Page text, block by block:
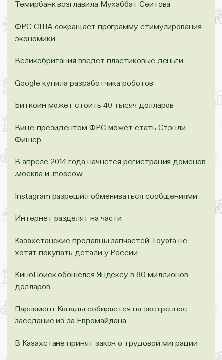
Темирбанк возглавила Мухаббат Сеитова
ФРС США сокращает программу стимулирования
экономики
Великобритания введет пластиковые деньги
Google купила разработчика роботов
Биткоин может стоить 40 тысяч долларов
Вице-президентом ФРС может стать Стэнли
Фишер
В апреле 2014 года начнется регистрация доменов
.москва и .moscow
Instagram разрешил обмениваться сообщениями
Интернет разделят на части
Казахстанские продавцы запчастей Toyota не
хотят покупать детали у России
КиноПоиск обошелся Яндексу в 80 миллионов
долларов
Парламент Канады собирается на экстренное
заседание из-за Евромайдана
В Казахстане принят закон о трудовой миграции